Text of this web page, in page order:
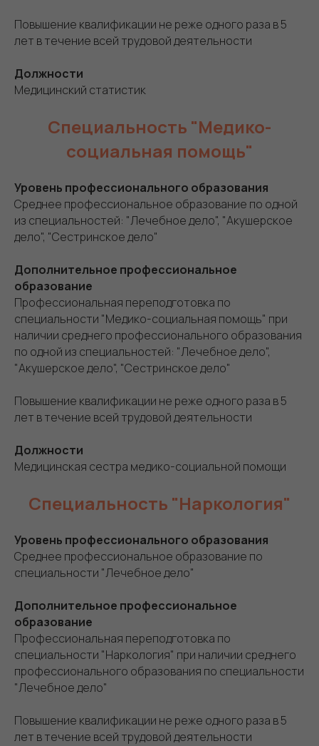
Повышение квалификации не реже одного раза в 5
лет в течение всей трудовой деятельности
Должности
Медицинский статистик
Специальность "Медико-
социальная помощь"
Уровень профессионального образования
Среднее профессиональное образование по одной
из специальностей: "Лечебное дело", "Акушерское
дело", "Сестринское дело"
Дополнительное профессиональное
образование
Профессиональная переподготовка по
специальности "Медико-социальная помощь" при
наличии среднего профессионального образования
по одной из специальностей: "Лечебное дело",
"Акушерское дело", "Сестринское дело"
Повышение квалификации не реже одного раза в 5
лет в течение всей трудовой деятельности
Должности
Медицинская сестра медико-социальной помощи
Специальность "Наркология"
Уровень профессионального образования
Среднее профессиональное образование по
специальности "Лечебное дело"
Дополнительное профессиональное
образование
Профессиональная переподготовка по
специальности "Наркология" при наличии среднего
профессионального образования по специальности
"Лечебное дело"
Повышение квалификации не реже одного раза в 5
лет в течение всей трудовой деятельности